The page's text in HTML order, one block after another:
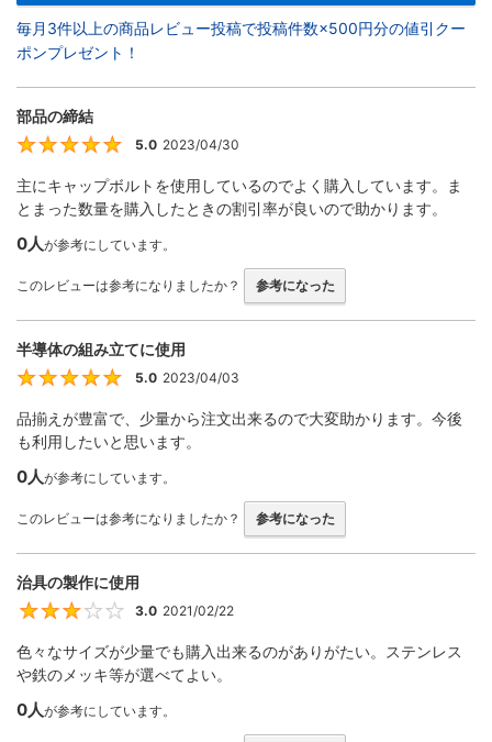
毎月3件以上の商品レビュー投稿で投稿件数×500円分の値引クー
ポンプレゼント！
部品の締結
5
5.0 2023/04/30
主にキャップボルトを使用しているのでよく購入しています。ま
とまった数量を購入したときの割引率が良いので助かります。
0人が参考にしています。
このレビューは参考になりましたか？ 参考になった
半導体の組み立てに使用
5
5.0 2023/04/03
品揃えが豊富で、少量から注文出来るので大変助かります。今後
も利用したいと思います。
0人が参考にしています。
このレビューは参考になりましたか？ 参考になった
治具の製作に使用
3
3.0 2021/02/22
色々なサイズが少量でも購入出来るのがありがたい。ステンレス
や鉄のメッキ等が選べてよい。
0人が参考にしています。